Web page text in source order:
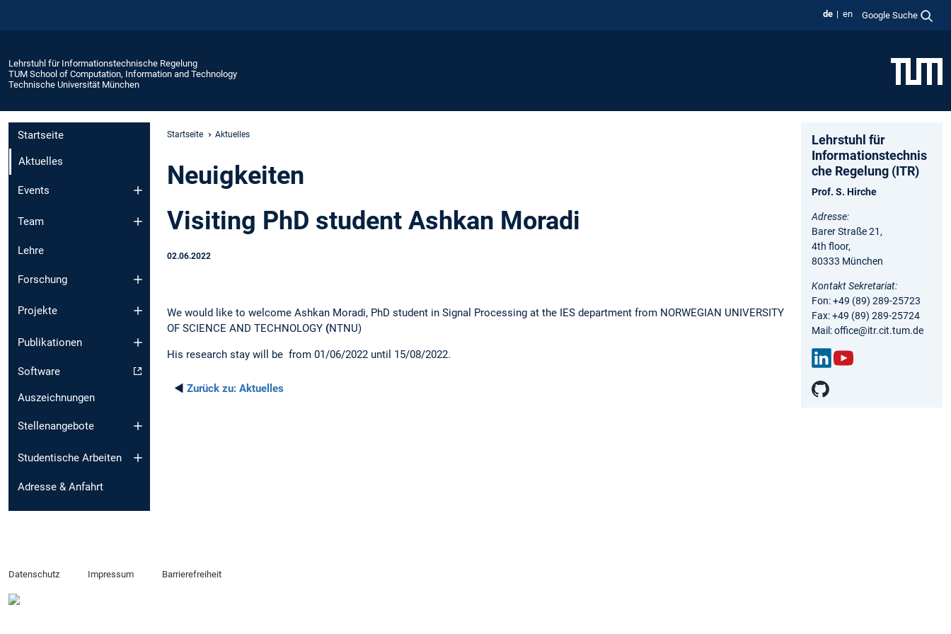
de en Google Suche
Lehrstuhl für Informationstechnische Regelung
TUM School of Computation, Information and Technology
Technische Universität München
Startseite
Aktuelles
Events
Team
Lehre
Forschung
Projekte
Publikationen
Software
Auszeichnungen
Stellenangebote
Studentische Arbeiten
Adresse & Anfahrt
Startseite Aktuelles
Neuigkeiten
Visiting PhD student Ashkan Moradi
02.06.2022
We would like to welcome Ashkan Moradi, PhD student in Signal Processing at the IES department from NORWEGIAN UNIVERSITY
OF SCIENCE AND TECHNOLOGY (NTNU)
His research stay will be from 01/06/2022 until 15/08/2022.
◄ Zurück zu: Aktuelles
Lehrstuhl für
Informationstechnis
che Regelung (ITR)
Prof. S. Hirche
Adresse:
Barer Straße 21,
4th floor,
80333 München
Kontakt Sekretariat:
Fon: +49 (89) 289-25723
Fax: +49 (89) 289-25724
Mail: office@itr.cit.tum.de
Link
edIn
Datenschutz Impressum Barrierefreiheit